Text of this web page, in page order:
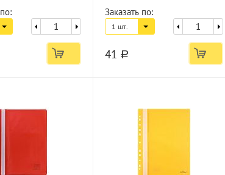
Заказать по:
1 шт.
41 a